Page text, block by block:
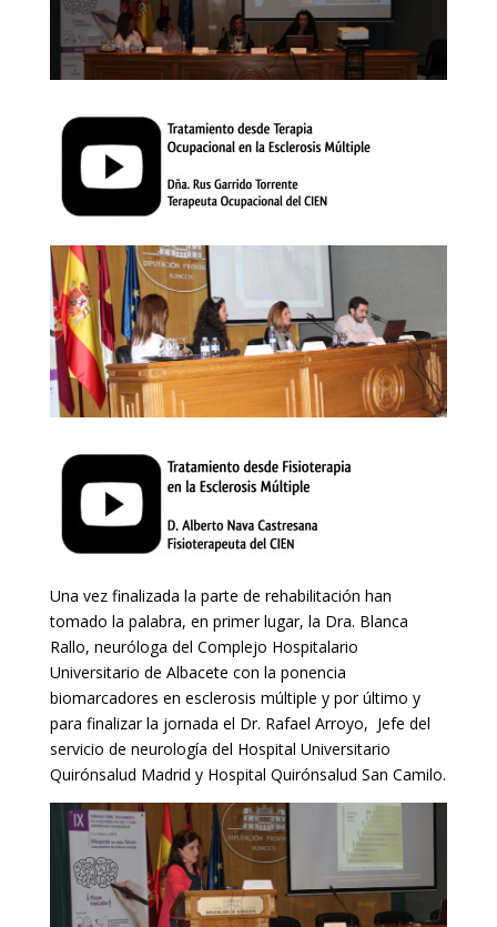
Una vez finalizada la parte de rehabilitación han
tomado la palabra, en primer lugar, la Dra. Blanca
Rallo, neuróloga del Complejo Hospitalario
Universitario de Albacete con la ponencia
biomarcadores en esclerosis múltiple y por último y
para finalizar la jornada el Dr. Rafael Arroyo, Jefe del
servicio de neurología del Hospital Universitario
Quirónsalud Madrid y Hospital Quirónsalud San Camilo.